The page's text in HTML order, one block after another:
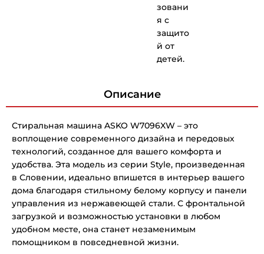
зовани
я с
защито
й от
детей.
Описание
Стиральная машина ASKO W7096XW – это
воплощение современного дизайна и передовых
технологий, созданное для вашего комфорта и
удобства. Эта модель из серии Style, произведенная
в Словении, идеально впишется в интерьер вашего
дома благодаря стильному белому корпусу и панели
управления из нержавеющей стали. С фронтальной
загрузкой и возможностью установки в любом
удобном месте, она станет незаменимым
помощником в повседневной жизни.